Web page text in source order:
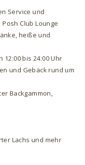
Service und
Club Lounge
heiße und
bis 24:00 Uhr
und Gebäck rund um
Backgammon,
Lachs und mehr